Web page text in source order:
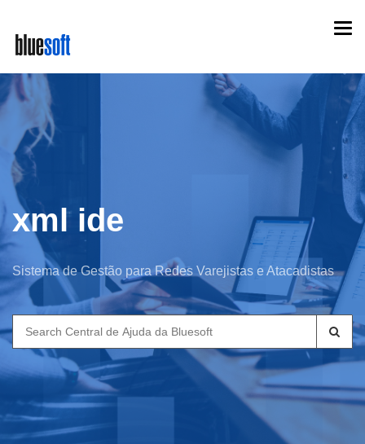
main
content
xml ide
Sistema de Gestão para Redes Varejistas e Atacadistas
Search
for: